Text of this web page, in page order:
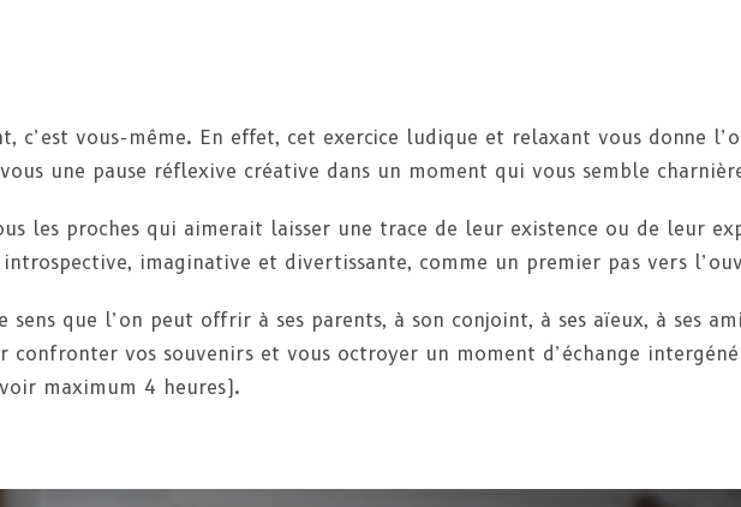
c’est vous-même. En effet, cet exercice ludique et relaxant vous donne
une pause réflexive créative dans un moment qui vous semble
les proches qui aimerait laisser une trace de leur existence ou de leur
imaginative et divertissante, comme un premier pas vers
que l’on peut offrir à ses parents, à son conjoint, à ses aïeux, à ses
vos souvenirs et vous octroyer un moment d’échange
maximum 4 heures).